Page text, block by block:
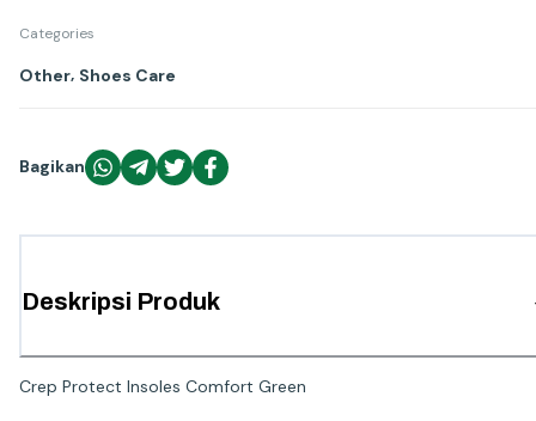
Categories
Other, Shoes Care
Bagikan
Deskripsi Produk
Crep Protect Insoles Comfort Green